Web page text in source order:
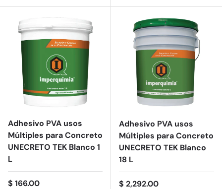
Adhesivo PVA usos
Múltiples para Concreto
UNECRETO TEK Blanco 1
L
Precio normal
$ 166.00
Adhesivo PVA usos
Múltiples para Concreto
UNECRETO TEK Blanco
18 L
Precio normal
$ 2,292.00